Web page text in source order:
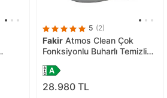
5 (2)
Fakir Atmos Clean Çok
Fonksiyonlu Buharlı Temizlik
28.980 TL